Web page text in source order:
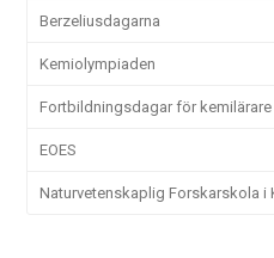
Berzeliusdagarna
Kemiolympiaden
Fortbildningsdagar för kemilärare
EOES
Naturvetenskaplig Forskarskola i